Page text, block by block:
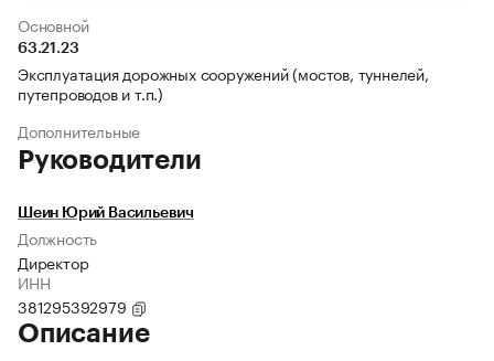
Основной
63.21.23
Эксплуатация дорожных сооружений (мостов, туннелей,
путепроводов и т.п.)
Дополнительные
Руководители
Шеин Юрий Васильевич
Должность
Директор
ИНН
381295392979
Описание